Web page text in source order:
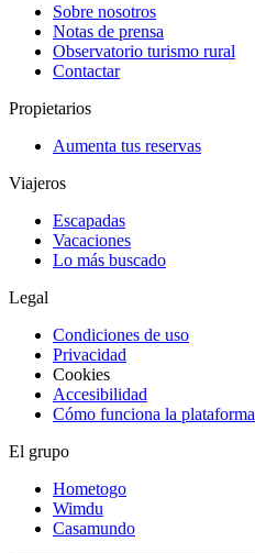
Sobre nosotros
Notas de prensa
Observatorio turismo rural
Contactar
Propietarios
Aumenta tus reservas
Viajeros
Escapadas
Vacaciones
Lo más buscado
Legal
Condiciones de uso
Privacidad
Cookies
Accesibilidad
Cómo funciona la plataforma
El grupo
Hometogo
Wimdu
Casamundo